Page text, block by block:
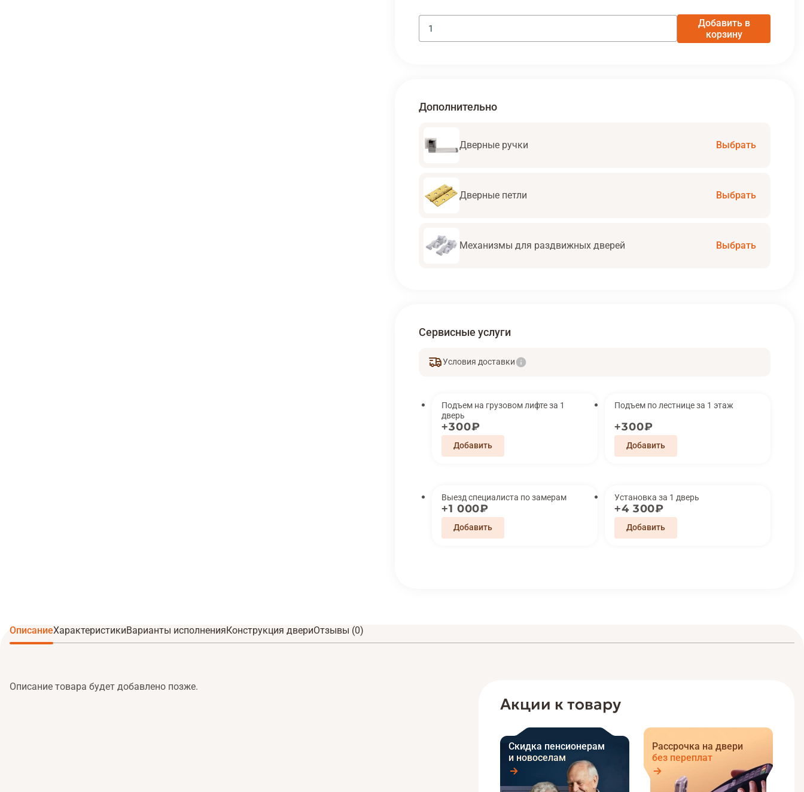
Добавить в
корзину
Дополнительно
Дверные ручки Выбрать
Дверные петли Выбрать
Механизмы для раздвижных дверей Выбрать
Сервисные услуги
Условия доставки
Подъем на грузовом лифте за 1
дверь
300₽
Подъем по лестнице за 1 этаж
300₽
Выезд специалиста по замерам
1 000₽
Установка за 1 дверь
4 300₽
ОписаниеХарактеристикиВарианты исполненияКонструкция двериОтзывы (0)
Описание товара будет добавлено позже.
Акции к товару
Скидка пенсионерам
и новоселам
Рассрочка на двери
без переплат